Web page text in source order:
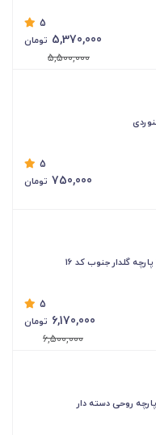
5
5,370,000 تومان
5,500,000
5
750,000 تومان
5
6,170,000 تومان
6,500,000